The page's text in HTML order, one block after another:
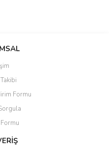
siz yapın!
soru sorulmamış.
görüntülenemiyor.
bulunuyor.
pahalı.
olmalı.
Formu